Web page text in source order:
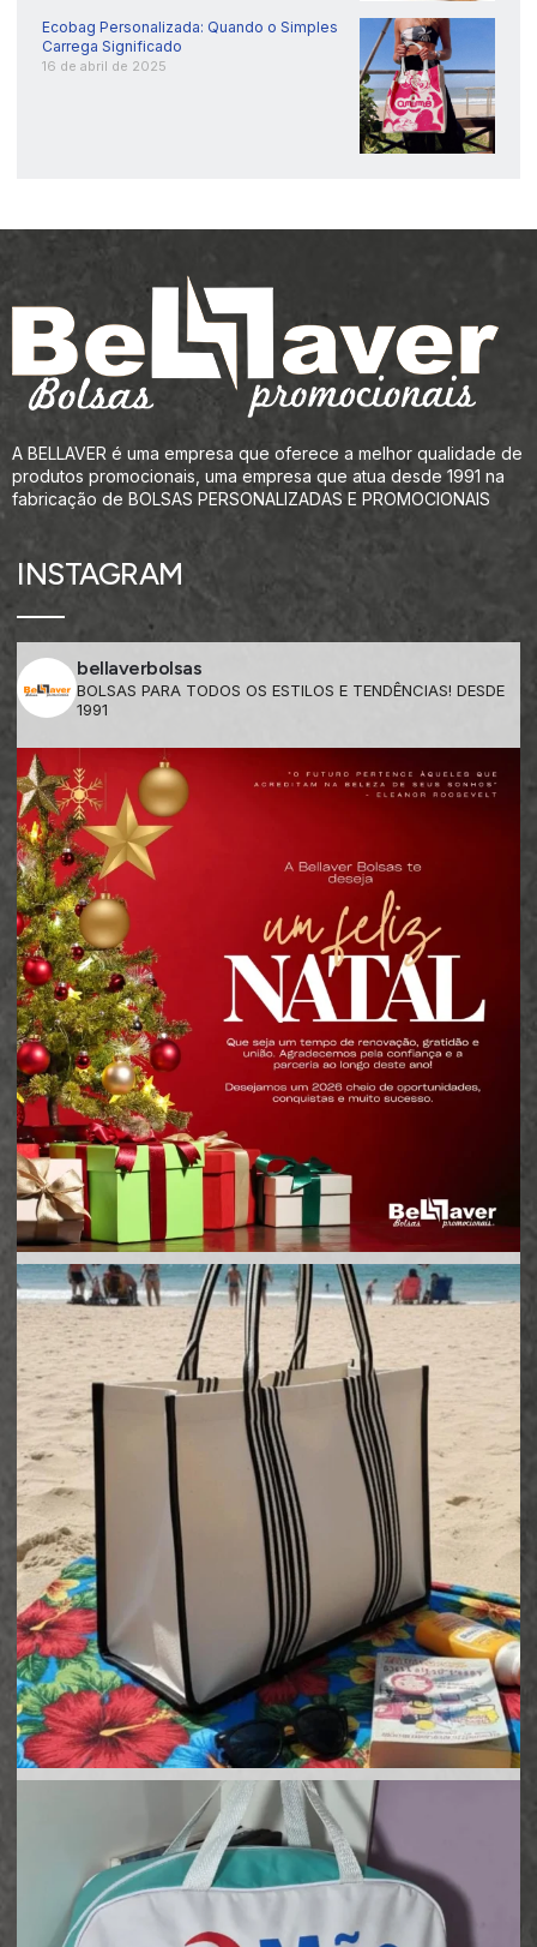
Ecobag Personalizada: Quando o Simples
Carrega Significado
16 de abril de 2025
A BELLAVER é uma empresa que oferece a melhor qualidade de
produtos promocionais, uma empresa que atua desde 1991 na
fabricação de BOLSAS PERSONALIZADAS E PROMOCIONAIS
INSTAGRAM
bellaverbolsas
BOLSAS PARA TODOS OS ESTILOS E TENDÊNCIAS! DESDE
1991